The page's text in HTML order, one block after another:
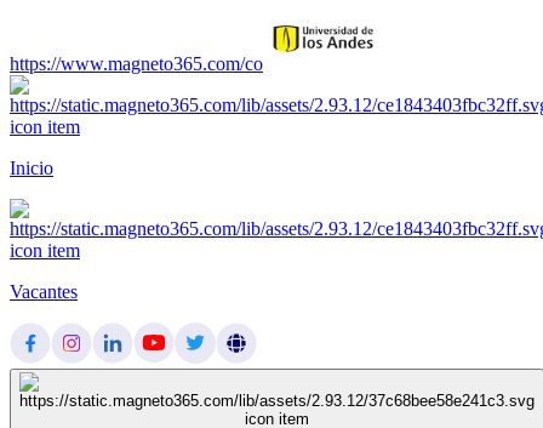
https://www.magneto365.com/co
Inicio
Vacantes